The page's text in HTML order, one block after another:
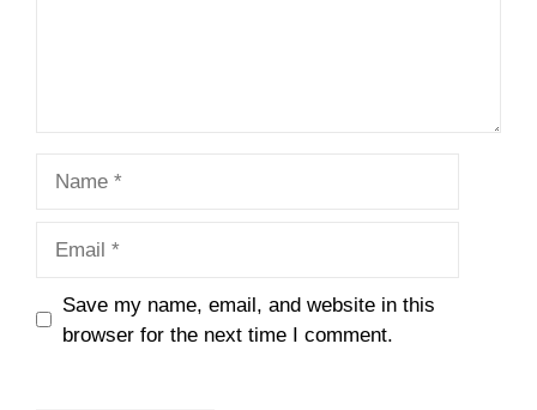
Save my name, email, and website in this
browser for the next time I comment.